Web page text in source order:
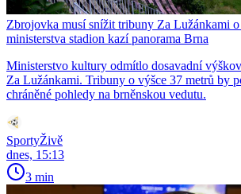
Zbrojovka musí snížit tribuny Za Lužánkami
ministerstva stadion kazí panorama Brna
Ministerstvo kultury odmítlo dosavadní
Za Lužánkami. Tribuny o výšce 37 metrů by
chráněné pohledy na brněnskou vedutu.
SportyŽivě
dnes, 15:13
3 min